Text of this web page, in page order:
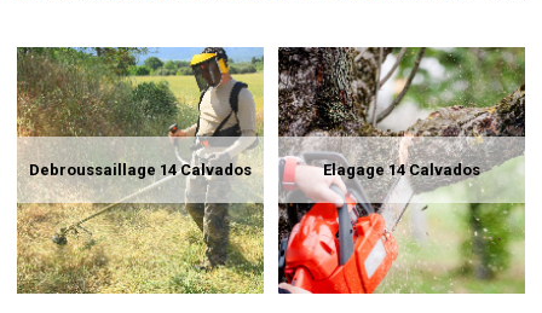
Debroussaillage 14 Calvados Elagage 14 Calvados